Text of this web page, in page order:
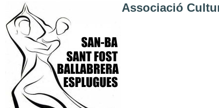
Associació